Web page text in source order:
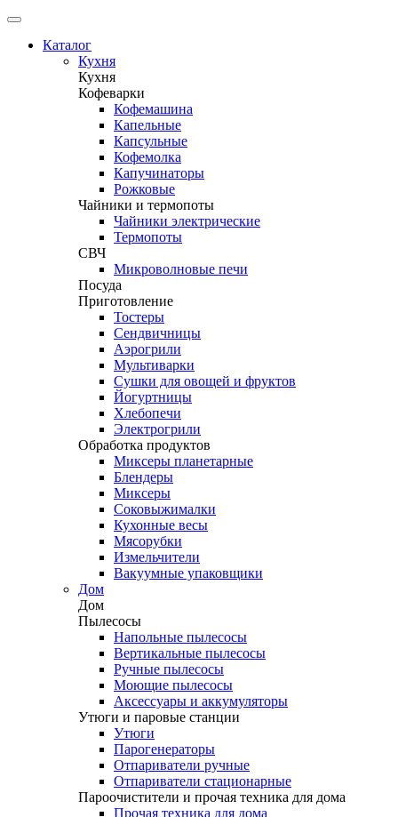
Каталог
Кухня
Кухня
Кофеварки
Кофемашина
Капельные
Капсульные
Кофемолка
Капучинаторы
Рожковые
Чайники и термопоты
Чайники электрические
Термопоты
СВЧ
Микроволновые печи
Посуда
Приготовление
Тостеры
Сендвичницы
Аэрогрили
Мультиварки
Сушки для овощей и фруктов
Йогуртницы
Хлебопечи
Электрогрили
Обработка продуктов
Миксеры планетарные
Блендеры
Миксеры
Соковыжималки
Кухонные весы
Мясорубки
Измельчители
Вакуумные упаковщики
Дом
Дом
Пылесосы
Напольные пылесосы
Вертикальные пылесосы
Ручные пылесосы
Моющие пылесосы
Аксессуары и аккумуляторы
Утюги и паровые станции
Утюги
Парогенераторы
Отпариватели ручные
Отпариватели стационарные
Пароочистители и прочая техника для дома
Прочая техника для дома